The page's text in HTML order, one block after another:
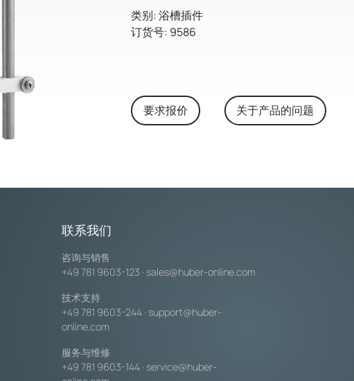
类别: 浴槽插件
订货号: 9586
要求报价 关于产品的问题
联系我们
咨询与销售
+49 781 9603-123 · sales@huber-online.com
技术支持
+49 781 9603-244 · support@huber-
online.com
服务与维修
+49 781 9603-144 · service@huber-